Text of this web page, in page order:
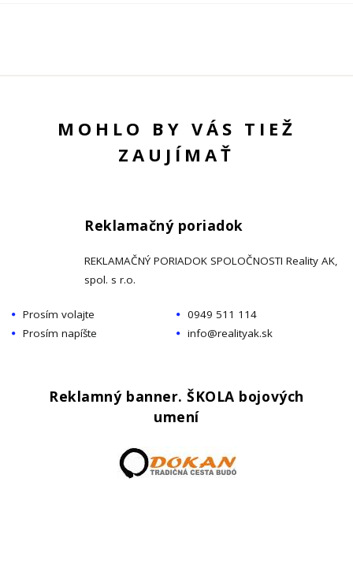
MOHLO BY VÁS TIEŽ
ZAUJÍMAŤ
Reklamačný poriadok
REKLAMAČNÝ PORIADOK SPOLOČNOSTI Reality AK,
spol. s r.o.
Prosím volajte
0949 511 114
Prosím napíšte
info@realityak.sk
Reklamný banner. ŠKOLA bojových
umení